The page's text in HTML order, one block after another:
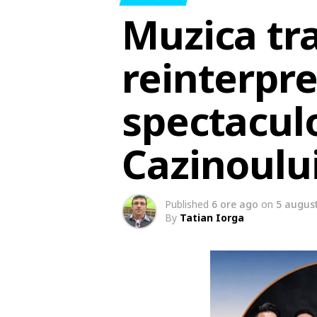
Muzica
Published 6 ore ago on 5
By Tatian Iorga